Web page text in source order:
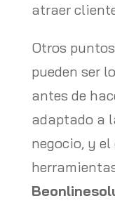
atraer
Otros
pueden ser
antes de
adaptado a
negocio, y